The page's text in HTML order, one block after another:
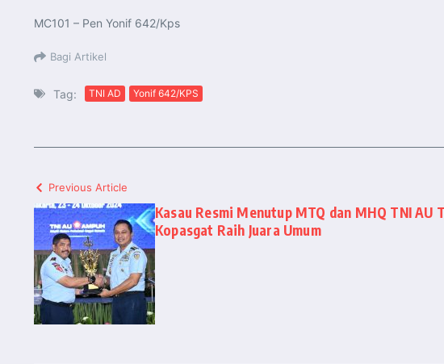
MC101 – Pen Yonif 642/Kps
Bagi Artikel
Tag: TNI AD Yonif 642/KPS
Previous Article
Kasau Resmi Menutup MTQ dan MHQ TNI AU
Kopasgat Raih Juara Umum